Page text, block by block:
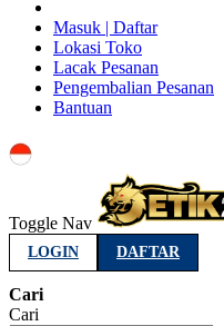
Masuk | Daftar
Lokasi Toko
Lacak Pesanan
Pengembalian Pesanan
Bantuan
Toggle Nav
LOGIN DAFTAR
Cari
Cari